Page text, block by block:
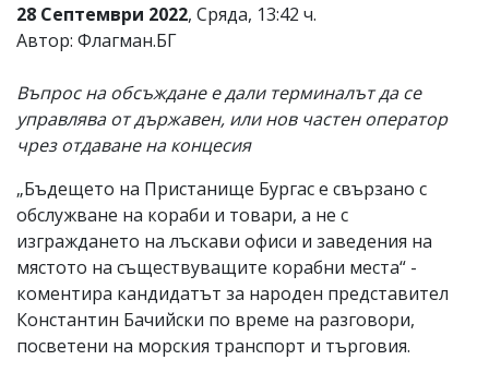
обиден
за
моля
сигнализирайте
ни!
28 Септември 2022, Сряда, 13:42 ч.
Автор: Флагман.БГ
Въпрос на обсъждане е дали терминалът да се
управлява от държавен, или нов частен оператор
чрез отдаване на концесия
„Бъдещето на Пристанище Бургас е свързано с
обслужване на кораби и товари, а не с
изграждането на лъскави офиси и заведения на
мястото на съществуващите корабни места“ -
коментира кандидатът за народен представител
Константин Бачийски по време на разговори,
посветени на морския транспорт и търговия.